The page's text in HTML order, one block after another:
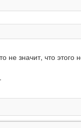
не значит, что